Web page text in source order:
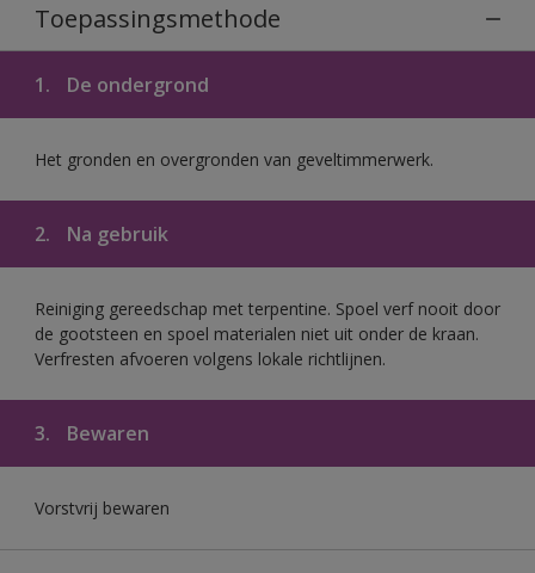
Toepassingsmethode
1. De ondergrond
Het gronden en overgronden van geveltimmerwerk.
2. Na gebruik
Reiniging gereedschap met terpentine. Spoel verf nooit door
de gootsteen en spoel materialen niet uit onder de kraan.
Verfresten afvoeren volgens lokale richtlijnen.
3. Bewaren
Vorstvrij bewaren